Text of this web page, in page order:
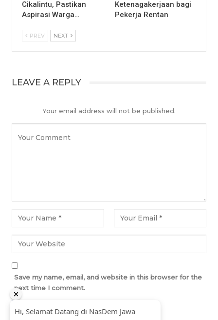
Cikalintu, Pastikan
Aspirasi Warga…
Ketenagakerjaan bagi
Pekerja Rentan
PREV NEXT
LEAVE A REPLY
Your email address will not be published.
Save my name, email, and website in this browser for the
next time I comment.